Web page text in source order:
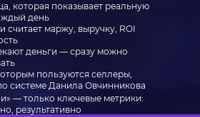
— только ключевые метрики:
результативно
которая показывает реальную
день
считает маржу, выручку, ROI
деньги — сразу можно
пользуются селлеры,
системе Данила Овчинникова